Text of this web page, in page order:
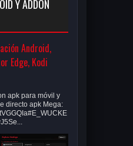
Y ADDON
Android,
Edge, Kodi
apk para móvil y
directo apk Mega: